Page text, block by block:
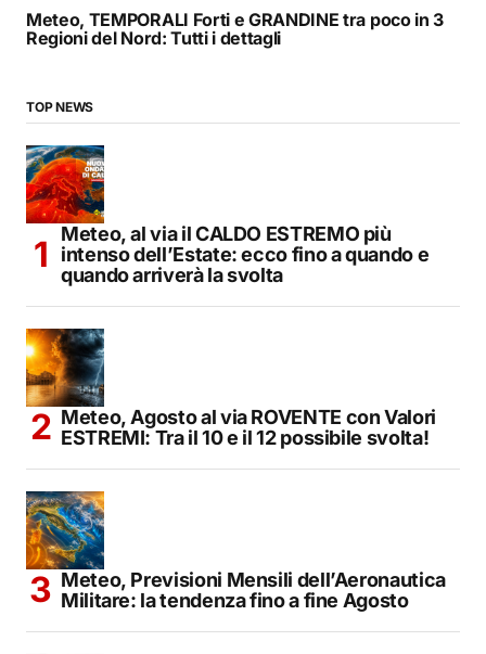
Meteo, TEMPORALI Forti e GRANDINE tra poco in 3
Regioni del Nord: Tutti i dettagli
TOP NEWS
Meteo, al via il CALDO ESTREMO più
intenso dell’Estate: ecco fino a quando e
quando arriverà la svolta
Meteo, Agosto al via ROVENTE con Valori
ESTREMI: Tra il 10 e il 12 possibile svolta!
Meteo, Previsioni Mensili dell’Aeronautica
Militare: la tendenza fino a fine Agosto